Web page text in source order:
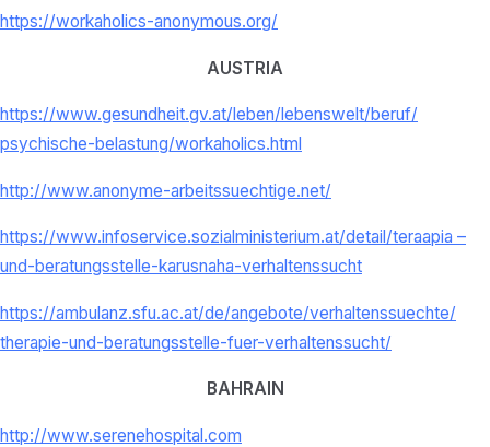
https://workaholics-anonymous.org/
AUSTRIA
https://www.gesundheit.gv.at/ leben/lebenswelt/beruf/
psychische-belastung/workaholics.html
http://www.anonyme-arbeitssuechtige.net/
https://www.infoservice.sozialministerium.at/detail/teraapia –
und-beratungsstelle-karusnaha-verhaltenssucht
https://ambulanz.sfu.ac.at/de/angebote/verhaltenssuechte/
therapie-und-beratungsstelle-fuer-verhaltenssucht/
BAHRAIN
http://www.serenehospital.com